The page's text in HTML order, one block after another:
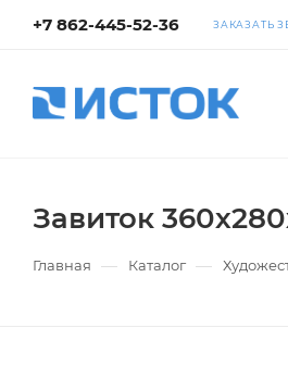
+7 862-445-52-36 ЗАКАЗАТЬ
Завиток
Главная — Каталог —